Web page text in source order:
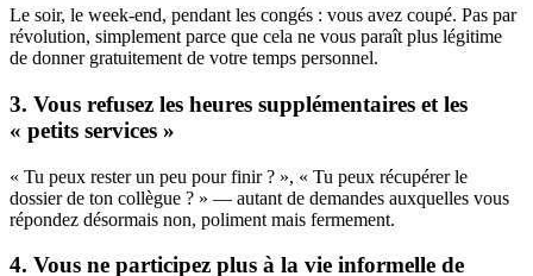
Le soir, le week-end, pendant les congés : vous avez coupé. Pas par
révolution, simplement parce que cela ne vous paraît plus légitime
de donner gratuitement de votre temps personnel.
3. Vous refusez les heures supplémentaires et les
« petits services »
« Tu peux rester un peu pour finir ? », « Tu peux récupérer le
dossier de ton collègue ? » — autant de demandes auxquelles vous
répondez désormais non, poliment mais fermement.
4. Vous ne participez plus à la vie informelle de